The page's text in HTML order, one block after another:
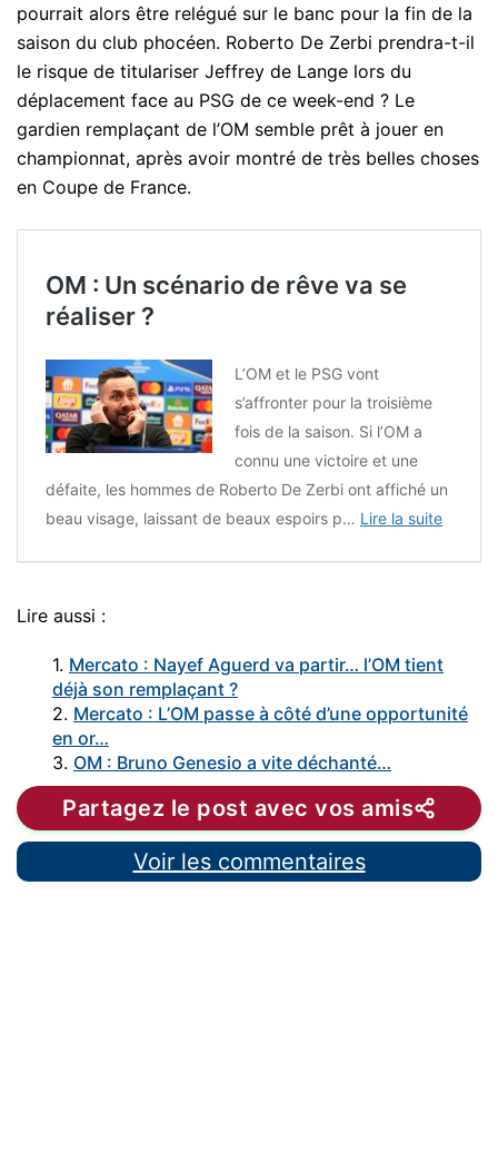
pourrait alors être relégué sur le banc pour la fin de la
saison du club phocéen. Roberto De Zerbi prendra-t-il
le risque de titulariser Jeffrey de Lange lors du
déplacement face au PSG de ce week-end ? Le
gardien remplaçant de l’OM semble prêt à jouer en
championnat, après avoir montré de très belles choses
en Coupe de France.
OM : Un scénario de rêve va se
réaliser ?
L’OM et le PSG vont
s’affronter pour la troisième
fois de la saison. Si l’OM a
connu une victoire et une
défaite, les hommes de Roberto De Zerbi ont affiché un
beau visage, laissant de beaux espoirs p… Lire la suite
Lire aussi :
1. Mercato : Nayef Aguerd va partir… l’OM tient
déjà son remplaçant ?
2. Mercato : L’OM passe à côté d’une opportunité
en or…
3. OM : Bruno Genesio a vite déchanté…
Partagez le post avec vos amis
Voir les commentaires